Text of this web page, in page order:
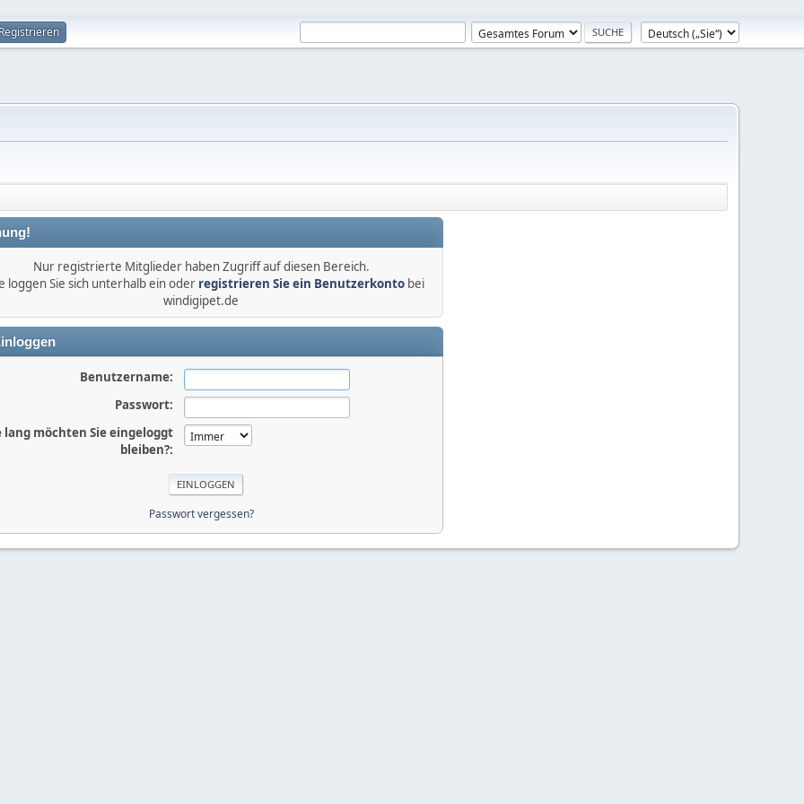
Nur registrierte Mitglieder haben Zugriff auf diesen Bereich.
loggen Sie sich unterhalb ein oder registrieren Sie ein Benutzerkontobei
windigipet.de
Benutzername:
Passwort:
lang möchten Sie eingeloggt
bleiben?:
Passwort vergessen?